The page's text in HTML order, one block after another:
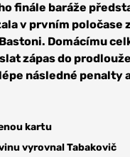
finále baráže
v prvním
Domácímu
zápas do
následné penalty
kartu
vyrovnal Tabakovič